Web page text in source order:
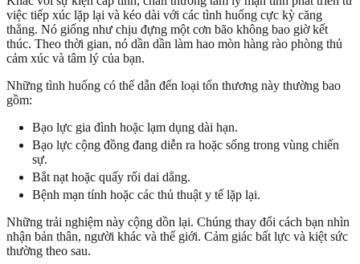
việc tiếp xúc lặp lại và kéo dài với các tình huống cực kỳ căng
thẳng. Nó giống như chịu đựng một cơn bão không bao giờ kết
thúc. Theo thời gian, nó dần dần làm hao mòn hàng rào phòng thủ
cảm xúc và tâm lý của bạn.
Những tình huống có thể dẫn đến loại tổn thương này thường bao
gồm:
Bạo lực gia đình hoặc lạm dụng dài hạn.
Bạo lực cộng đồng đang diễn ra hoặc sống trong vùng chiến
sự.
Bắt nạt hoặc quấy rối dai dẳng.
Bệnh mạn tính hoặc các thủ thuật y tế lặp lại.
Những trải nghiệm này cộng dồn lại. Chúng thay đổi cách bạn nhìn
nhận bản thân, người khác và thế giới. Cảm giác bất lực và kiệt sức
thường theo sau.